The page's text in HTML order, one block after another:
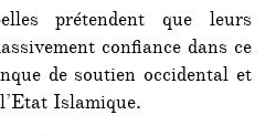
prétendent que leurs
confiance dans ce
de soutien occidental et
Islamique.